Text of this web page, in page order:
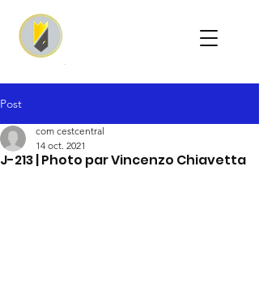
Post
J-213 | Photo par Vincenzo Chiavetta
com cestcentral
14 oct. 2021